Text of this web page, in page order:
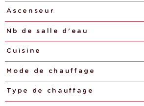
Ascenseur
Nb de salle d'eau
Cuisine
Mode de chauffage
Type de chauffage